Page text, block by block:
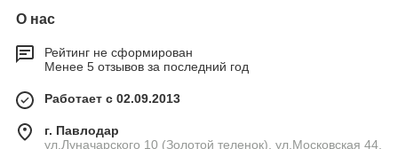
О нас
Рейтинг не сформирован
Менее 5 отзывов за последний год
Работает с 02.09.2013
г. Павлодар
ул.Луначарского 10 (Золотой теленок), ул.Московская 44,